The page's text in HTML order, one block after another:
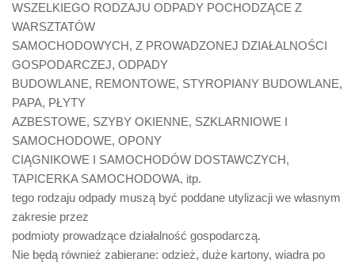
WSZELKIEGO RODZAJU ODPADY POCHODZĄCE Z
WARSZTATÓW
SAMOCHODOWYCH, Z PROWADZONEJ DZIAŁALNOŚCI
GOSPODARCZEJ, ODPADY
BUDOWLANE, REMONTOWE, STYROPIANY BUDOWLANE,
PAPA, PŁYTY
AZBESTOWE, SZYBY OKIENNE, SZKLARNIOWE I
SAMOCHODOWE, OPONY
CIĄGNIKOWE I SAMOCHODÓW DOSTAWCZYCH,
TAPICERKA SAMOCHODOWA, itp.
tego rodzaju odpady muszą być poddane utylizacji we własnym
zakresie przez
podmioty prowadzące działalność gospodarczą.
Nie będą również zabierane: odzież, duże kartony, wiadra po